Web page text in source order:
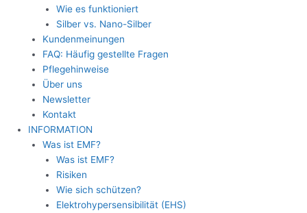
Wie es funktioniert
Silber vs. Nano-Silber
Kundenmeinungen
FAQ: Häufig gestellte Fragen
Pflegehinweise
Über uns
Newsletter
Kontakt
INFORMATION
Was ist EMF?
Was ist EMF?
Risiken
Wie sich schützen?
Elektrohypersensibilität (EHS)